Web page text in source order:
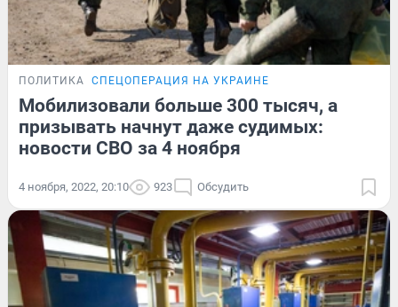
ПОЛИТИКА СПЕЦОПЕРАЦИЯ НА УКРАИНЕ
Мобилизовали больше 300 тысяч, а
призывать начнут даже судимых:
новости СВО за 4 ноября
4 ноября, 2022, 20:10 923 Обсудить